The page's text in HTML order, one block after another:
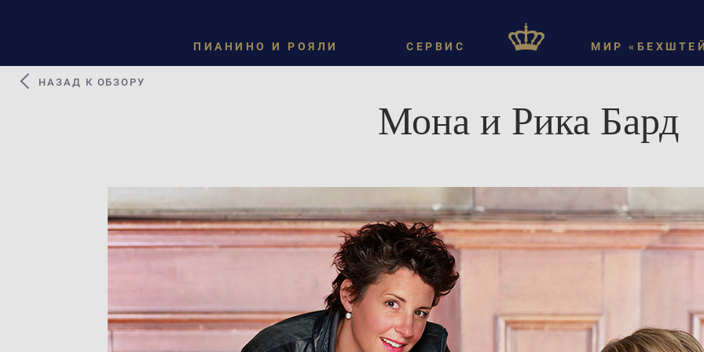
ПИАНИНО И РОЯЛИ СЕРВИС МИР
Мона и Рика Бард
НАЗАД К ОБЗОРУ